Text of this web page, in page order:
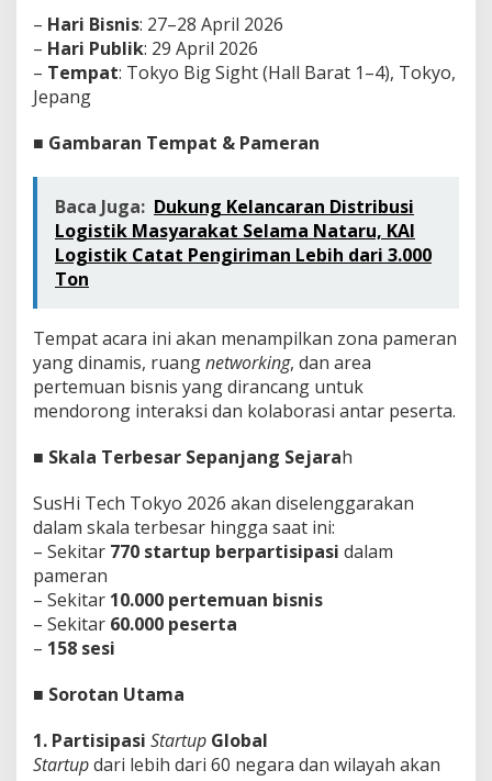
n
D
i
e
g
a
r
a
d
i
T
o
k
o
e
n
o
o
n
B
e
– Hari Bisnis: 27–28 April 2026
– Hari Publik: 29 April 2026
– Tempat: Tokyo Big Sight (Hall Barat 1–4), Tokyo,
Jepang
■ Gambaran Tempat & Pameran
Baca Juga: Dukung Kelancaran Distribusi
Logistik Masyarakat Selama Nataru, KAI
Logistik Catat Pengiriman Lebih dari 3.000
Ton
Tempat acara ini akan menampilkan zona pameran
yang dinamis, ruangnetworking, dan area
pertemuan bisnis yang dirancang untuk
mendorong interaksi dan kolaborasi antar peserta.
■ Skala Terbesar Sepanjang Sejarah
SusHi Tech Tokyo 2026 akan diselenggarakan
dalam skala terbesar hingga saat ini:
– Sekitar 770 startup berpartisipasi dalam
pameran
– Sekitar 10.000 pertemuan bisnis
– Sekitar 60.000 peserta
– 158 sesi
■ Sorotan Utama
1. Partisipasi Startup Global
Startupdari lebih dari 60 negara dan wilayah akan